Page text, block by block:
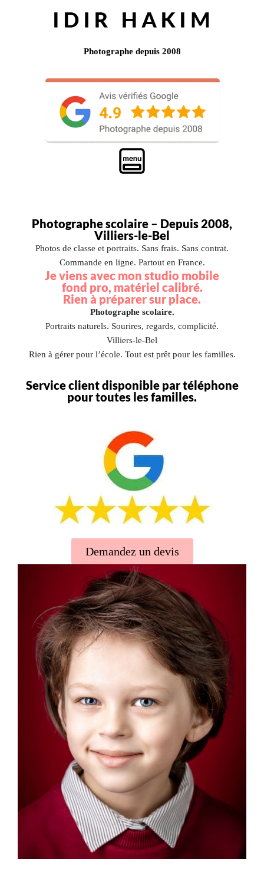
Photographe depuis 2008
Photographe scolaire – Depuis 2008,
Villiers-le-Bel
Photos de classe et portraits. Sans frais. Sans contrat.
Commande en ligne. Partout en France.
Je viens avec mon studio mobile
fond pro, matériel calibré.
Rien à préparer sur place.
Photographe scolaire.
Portraits naturels. Sourires, regards, complicité.
Villiers-le-Bel
Rien à gérer pour l’école. Tout est prêt pour les familles.
Service client disponible par téléphone
pour toutes les familles.
Demandez un devis